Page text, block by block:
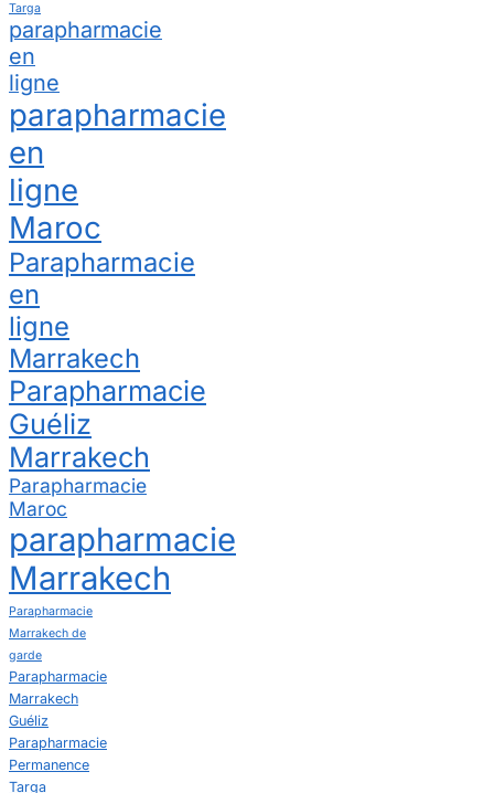
Targa
parapharmacie
en
ligne
parapharmacie
en
ligne
Maroc
Parapharmacie
en
ligne
Marrakech
Parapharmacie
Guéliz
Marrakech
Parapharmacie
Maroc
parapharmacie
Marrakech
Parapharmacie
Marrakech de
garde
Parapharmacie
Marrakech
Guéliz
Parapharmacie
Permanence
Targa